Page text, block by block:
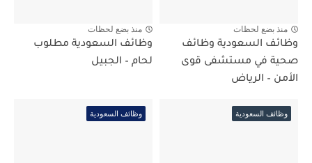
منذ بضع لحظات
وظائف السعودية وظائف
صحية في مستشفى قوى
الأمن – الرياض
منذ بضع لحظات
وظائف السعودية مطلوب
لحام – الجبيل
وظائف السعودية وظائف السعودية